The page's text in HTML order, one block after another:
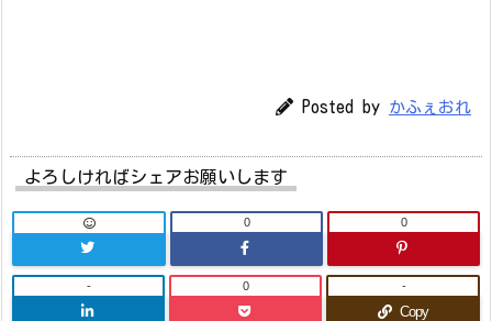
Posted by かふぇおれ
よろしければシェアお願いします
0 0
- 0
Copy
-